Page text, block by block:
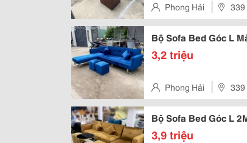
Phong Hải 339
Bộ Sofa Bed Góc L
3,2 triệu
Phong Hải 339
Bộ Sofa Bed Góc L
3,9 triệu